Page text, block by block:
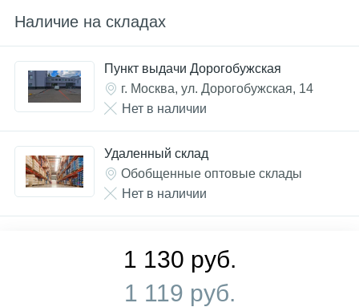
Наличие на складах
Пункт выдачи Дорогобужская
г. Москва, ул. Дорогобужская, 14
Нет в наличии
Удаленный склад
Обобщенные оптовые склады
Нет в наличии
1 130 руб.
1 119 руб.